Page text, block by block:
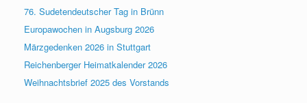
76. Sudetendeutscher Tag in Brünn
Europawochen in Augsburg 2026
Märzgedenken 2026 in Stuttgart
Reichenberger Heimatkalender 2026
Weihnachtsbrief 2025 des Vorstands